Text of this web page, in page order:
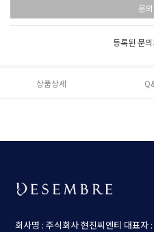
문
등록된 문
상품상세
회사명 : 주식회사 현진씨엔티 대표자